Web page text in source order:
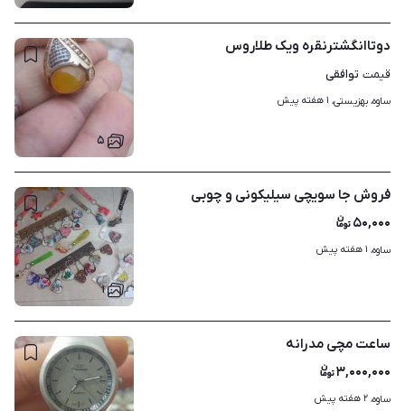
۵
دوتاانگشترنقره ویک طلاروس
قیمت توافقی
ساوه، بهزیستی، ۱ هفته پیش
۱
فروش جا سویچی سیلیکونی و چوبی
۵۰,۰۰۰
ساوه، ۱ هفته پیش
ساعت مچی مدرانه
۳,۰۰۰,۰۰۰
ساوه، ۲ هفته پیش